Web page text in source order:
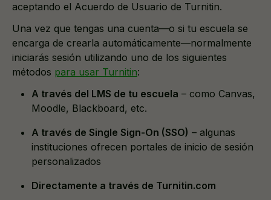
aceptando el Acuerdo de Usuario de Turnitin.
Una vez que tengas una cuenta—o si tu escuela se
encarga de crearla automáticamente—normalmente
iniciarás sesión utilizando uno de los siguientes
métodos para usar Turnitin:
A través del LMS de tu escuela – como Canvas,
Moodle, Blackboard, etc.
A través de Single Sign-On (SSO) – algunas
instituciones ofrecen portales de inicio de sesión
personalizados
Directamente a través de Turnitin.com